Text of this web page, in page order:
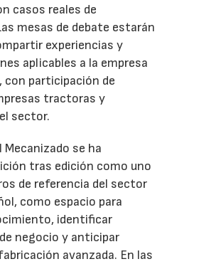
casos reales de
mesas de debate estarán
experiencias y
aplicables a la empresa
con participación de
tractoras y
sector.
Mecanizado se ha
tras edición como uno
de referencia del sector
como espacio para
identificar
negocio y anticipar
avanzada. En las